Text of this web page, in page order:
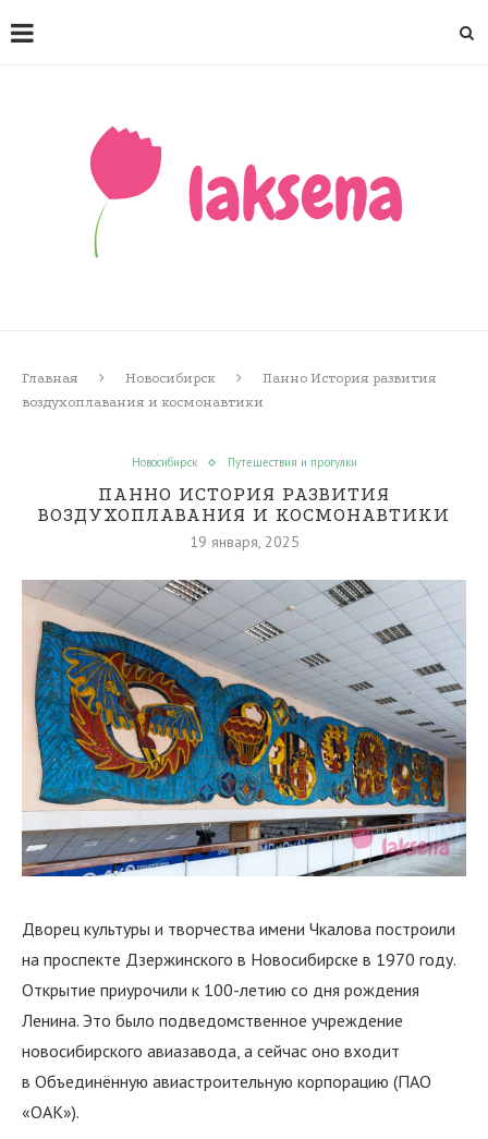
Главная Новосибирск
Панно История развития
воздухоплавания и космонавтики
Новосибирск Путешествия и прогулки
ПАННО ИСТОРИЯ РАЗВИТИЯ
ВОЗДУХОПЛАВАНИЯ И КОСМОНАВТИКИ
19 января, 2025
Дворец культуры и творчества имени Чкалова построили
на проспекте Дзержинского в Новосибирске в 1970 году.
Открытие приурочили к 100-летию со дня рождения
Ленина. Это было подведомственное учреждение
новосибирского авиазавода, а сейчас оно входит
в Объединённую авиастроительную корпорацию (ПАО
«ОАК»).